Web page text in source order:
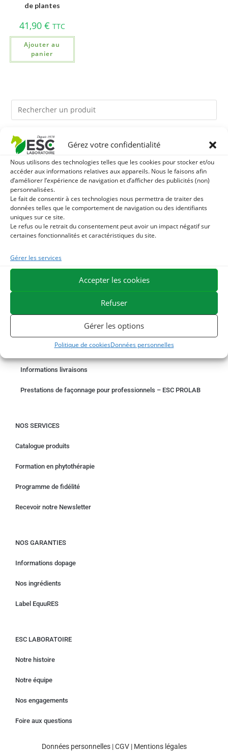
Gérez votre confidentialité
Nous utilisons des technologies telles que les cookies pour stocker et/ou
accéder aux informations relatives aux appareils. Nous le faisons afin
d’améliorer l’expérience de navigation et d’afficher des publicités (non)
personnalisées.
Le fait de consentir à ces technologies nous permettra de traiter des
données telles que le comportement de navigation ou des identifiants
uniques sur ce site.
Le refus ou le retrait du consentement peut avoir un impact négatif sur
certaines fonctionnalités et caractéristiques du site.
Gérer les services
Accepter les cookies
Refuser
Gérer les options
Politique de cookiesDonnées personnelles
de plantes
41,90 € TTC
Ajouter au
panier
Ils pourraient vous plaire
1 TOURTEAU DE SOJA SANS OGM - APPORT EN
2
PLANTES
3 HUILE DE CADE - ASSAINIT ET PROTÈGE LES SABOTS
DE L’HUMIDITÉ
PAIEMENT SÉCURISÉ
BESOIN D'AIDE ?
Un problème avec votre commande ?
Demande de rétractation
Informations livraisons
Prestations de façonnage pour professionnels – ESC PROLAB
NOS SERVICES
Catalogue produits
Formation en phytothérapie
Programme de fidélité
Recevoir notre Newsletter
NOS GARANTIES
Informations dopage
Nos ingrédients
Label EquuRES
ESC LABORATOIRE
Notre histoire
Notre équipe
Nos engagements
Foire aux questions
Données personnelles|CGV| Mentions légales